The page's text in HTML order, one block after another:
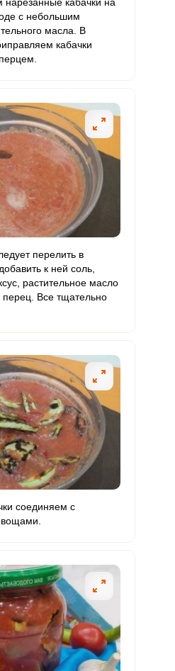
4000 мкг 0.2
50 мкг 2.4
1200 мкг 4 48.1
24.2 293
68.6
с небольшим
масла. В
кабачки
перелить в
к ней соль,
растительное масло
Все тщательно
соединяем с